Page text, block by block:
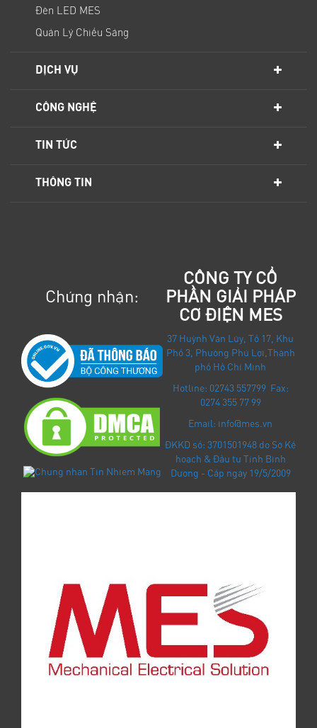
Đèn LED MES
Quản Lý Chiếu Sáng
DỊCH VỤ
CÔNG NGHỆ
TIN TỨC
THÔNG TIN
Chứng nhận:
CÔNG TY CỔ
PHẦN GIẢI PHÁP
CƠ ĐIỆN MES
37 Huỳnh Văn Lũy, Tổ 17, Khu
Phố 3, Phường Phú Lợi, Thành
phố Hồ Chí Minh
Hotline: 02743 557799 Fax:
0274 355 77 99
Email: info@mes.vn
ĐKKD số: 3701501948 do Sở Kế
hoạch & Đầu tư Tỉnh Bình
Dương - Cấp ngày 19/5/2009